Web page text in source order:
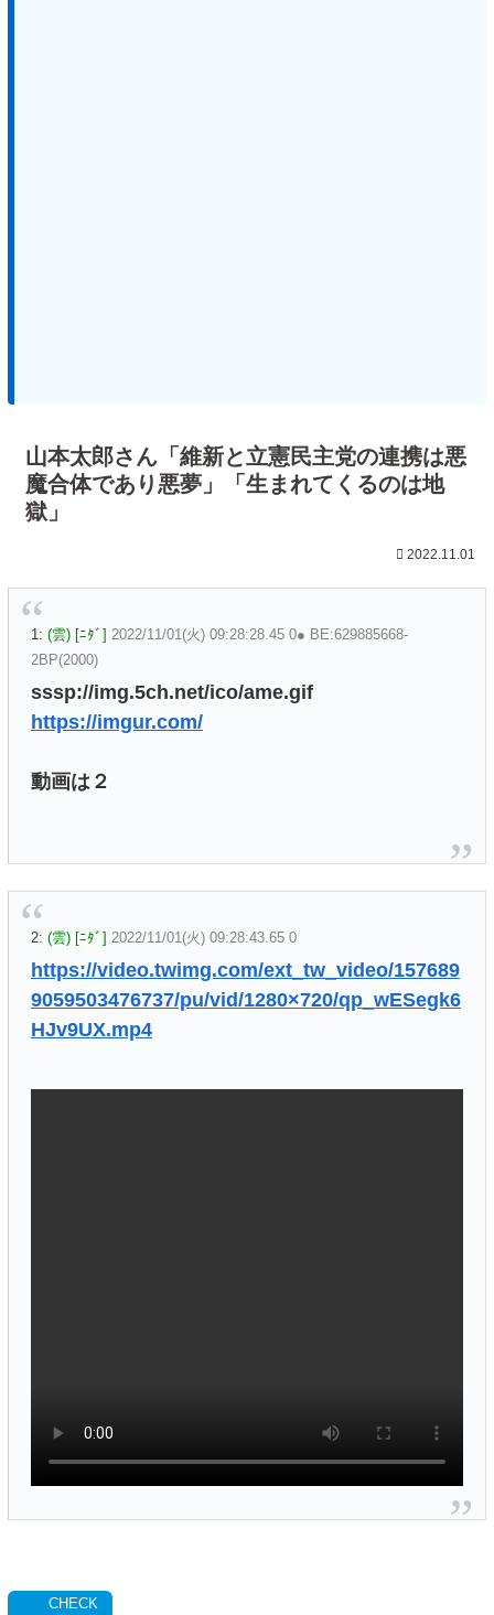
山本太郎さん「維新と立憲民主党の連携は悪
魔合体であり悪夢」「生まれてくるのは地
獄」
2022.11.01
1: (雲) [ﾆﾀﾞ] 2022/11/01(火) 09:28:28.45 0● BE:629885668-
2BP(2000)
sssp://img.5ch.net/ico/ame.gif
https://imgur.com/
動画は２
2: (雲) [ﾆﾀﾞ] 2022/11/01(火) 09:28:43.65 0
https://video.twimg.com/ext_tw_video/157689
9059503476737/pu/vid/1280×720/qp_wESegk6
HJv9UX.mp4